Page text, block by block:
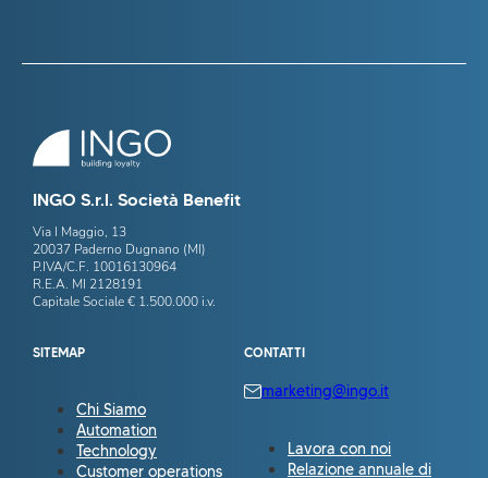
INGO S.r.l. Società Benefit
Via I Maggio, 13
20037 Paderno Dugnano (MI)
P.IVA/C.F. 10016130964
R.E.A. MI 2128191
Capitale Sociale € 1.500.000 i.v.
SITEMAP
Chi Siamo
Automation
Technology
Customer operations
CONTATTI
marketing@ingo.it
Lavora con noi
Relazione annuale di